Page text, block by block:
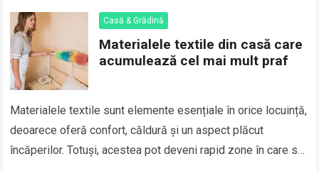
Casă & Grădină
Materialele textile din casă care
acumulează cel mai mult praf
Materialele textile sunt elemente esențiale în orice locuință,
deoarece oferă confort, căldură și un aspect plăcut
încăperilor. Totuși, acestea pot deveni rapid zone în care se